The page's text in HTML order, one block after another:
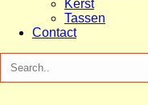
Kerst
Tassen
Contact